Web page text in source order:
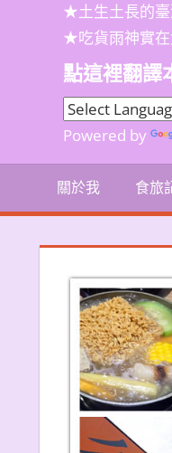
★土生土長的臺
★吃貨雨神實在
點這裡翻譯
Powered by
關於我 食旅